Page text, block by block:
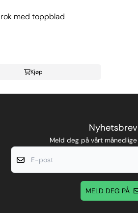
med toppblad
Kjøp
Nyhetsbrev
Meld deg på vårt
MELD DEG PÅ